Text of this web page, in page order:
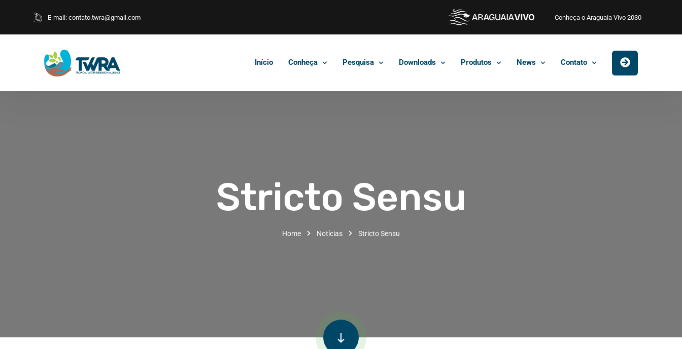
E-mail: contato.twra@gmail.com Conheça o Araguaia Vivo 2030
Início Conheça Pesquisa Downloads Produtos News Contato
Stricto Sensu
Home Notícias Stricto Sensu